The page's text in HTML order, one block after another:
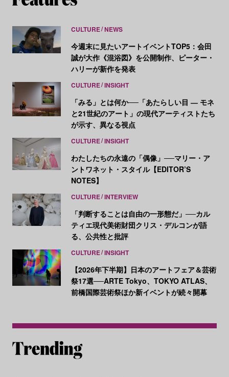
CULTURE NEWS
今週末に見たいアートイベントTOP5：会田
誠が大作《混浴図》を公開制作、ピーター・
ハリーが新作を発表
CULTURE INSIGHT
「みる」とは何か──「あたらしい目 ― モネ
と21世紀のアート」の現代アーティストたち
が示す、異なる視点
CULTURE INSIGHT
わたしたちの永遠の「偶像」──マリー・ア
ントワネット・スタイル【EDITOR’S
NOTES】
CULTURE INTERVIEW
「判断することは自由の一形態だ」──カル
ティエ現代美術財団クリス・デルコンが語
る、公共性と批評
CULTURE INSIGHT
【2026年下半期】日本のアートフェア＆芸術
祭17選──ARTE Tokyo、TOKYO ATLAS、
前橋国際芸術祭ほか新イベントが続々開幕